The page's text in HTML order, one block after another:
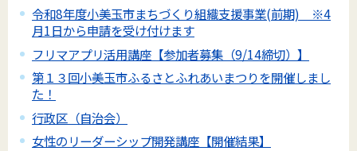
令和8年度小美玉市まちづくり組織支援事業(前期) ※4
月1日から申請を受け付けます
フリマアプリ活用講座【参加者募集（9/14締切）】
第１３回小美玉市ふるさとふれあいまつりを開催しまし
た！
行政区（自治会）
女性のリーダーシップ開発講座【開催結果】